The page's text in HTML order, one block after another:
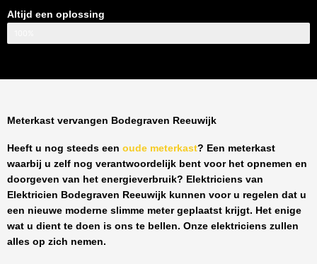
Altijd een oplossing
Meterkast vervangen Bodegraven Reeuwijk
Heeft u nog steeds een oude meterkast? Een meterkast
waarbij u zelf nog verantwoordelijk bent voor het opnemen en
doorgeven van het energieverbruik? Elektriciens van
Elektricien Bodegraven Reeuwijk kunnen voor u regelen dat u
een nieuwe moderne slimme meter geplaatst krijgt. Het enige
wat u dient te doen is ons te bellen. Onze elektriciens zullen
alles op zich nemen.